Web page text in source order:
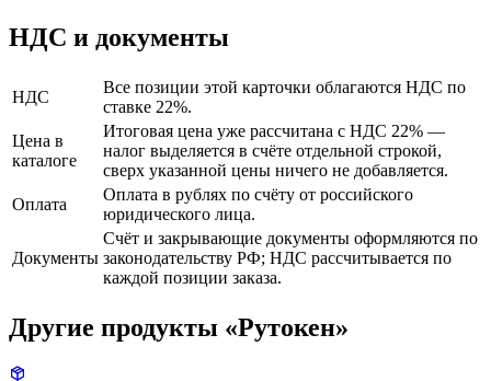
НДС и документы
НДС
Все позиции этой карточки облагаются НДС по
ставке 22%.
Цена в
каталоге
Итоговая цена уже рассчитана с НДС 22% —
налог выделяется в счёте отдельной строкой,
сверх указанной цены ничего не добавляется.
Оплата
Оплата в рублях по счёту от российского
юридического лица.
Документы
Счёт и закрывающие документы оформляются по
законодательству РФ; НДС рассчитывается по
каждой позиции заказа.
Другие продукты «Рутокен»